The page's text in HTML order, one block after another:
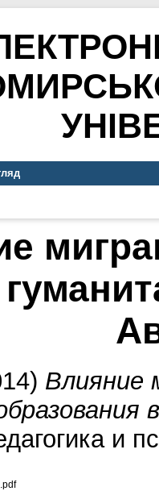
Влияние
и